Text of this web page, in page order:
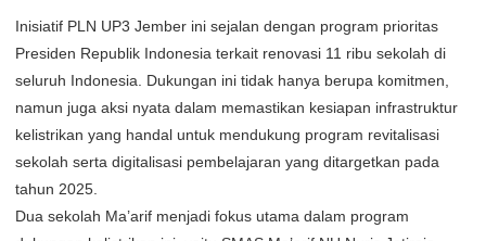
Inisiatif PLN UP3 Jember ini sejalan dengan program prioritas
Presiden Republik Indonesia terkait renovasi 11 ribu sekolah di
seluruh Indonesia. Dukungan ini tidak hanya berupa komitmen,
namun juga aksi nyata dalam memastikan kesiapan infrastruktur
kelistrikan yang handal untuk mendukung program revitalisasi
sekolah serta digitalisasi pembelajaran yang ditargetkan pada
tahun 2025.
Dua sekolah Ma’arif menjadi fokus utama dalam program